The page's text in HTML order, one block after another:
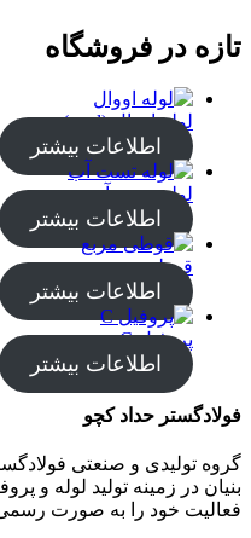
تازه در فروشگاه
لوله اووال (oval)
اطلاعات بیشتر
لوله تست آب
اطلاعات بیشتر
قوطی مربع
اطلاعات بیشتر
پروفیل C
اطلاعات بیشتر
فولادگستر حداد کچو
گروه تولیدی و صنعتی
فعالیت خود را به صورت